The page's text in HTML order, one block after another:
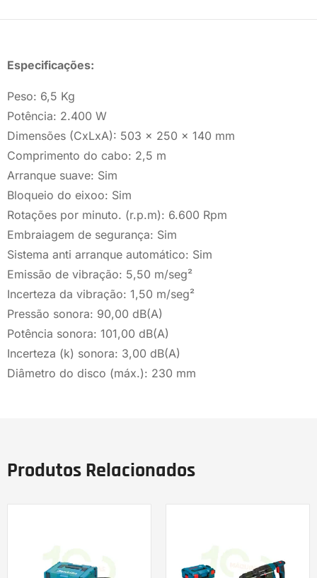
Especificações:
Peso: 6,5 Kg
Potência: 2.400 W
Dimensões (CxLxA): 503 x 250 x 140 mm
Comprimento do cabo: 2,5 m
Arranque suave: Sim
Bloqueio do eixoo: Sim
Rotações por minuto. (r.p.m): 6.600 Rpm
Embraiagem de segurança: Sim
Sistema anti arranque automático: Sim
Emissão de vibração: 5,50 m/seg²
Incerteza da vibração: 1,50 m/seg²
Pressão sonora: 90,00 dB(A)
Potência sonora: 101,00 dB(A)
Incerteza (k) sonora: 3,00 dB(A)
Diâmetro do disco (máx.): 230 mm
Produtos Relacionados